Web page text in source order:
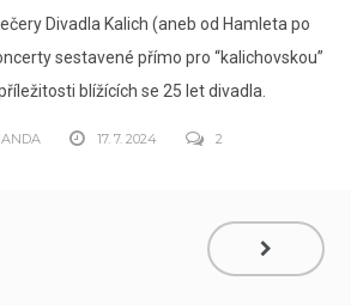
Divadla Kalich (aneb od Hamleta po
sestavené přímo pro “kalichovskou”
blížících se 25 let divadla.
17. 7. 2024 2